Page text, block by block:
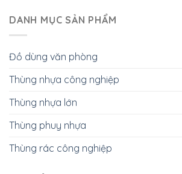
DANH MỤC SẢN PHẨM
Đồ dùng văn phòng
Thùng nhựa công nghiệp
Thùng nhựa lớn
Thùng phuy nhựa
Thùng rác công nghiệp